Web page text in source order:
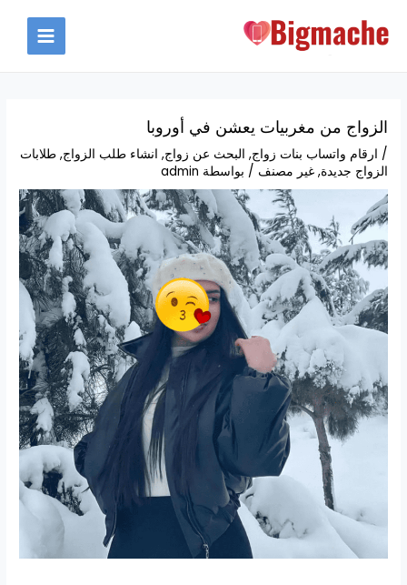
MAIN
الزواج من مغربيات يعشن في أوروبا
/ ارقام واتساب بنات زواج, البحث عن زواج, انشاء طلب الزواج,طلابات
الزواج جديدة,غير مصنف / بواسطة admin